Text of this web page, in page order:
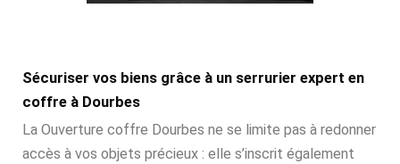
Sécuriser vos biens grâce à un serrurier expert en
coffre à Dourbes
La Ouverture coffre Dourbes ne se limite pas à redonner
accès à vos objets précieux : elle s’inscrit également